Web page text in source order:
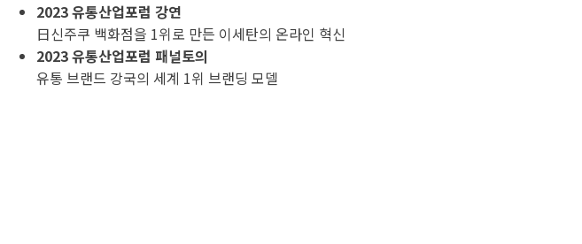
2023 유통산업포럼 강연
日신주쿠 백화점을 1위로 만든 이세탄의 온라인 혁신
2023 유통산업포럼 패널토의
유통 브랜드 강국의 세계 1위 브랜딩 모델